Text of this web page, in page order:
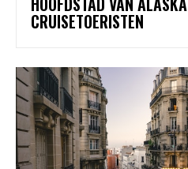
CRUISETOERISTEN